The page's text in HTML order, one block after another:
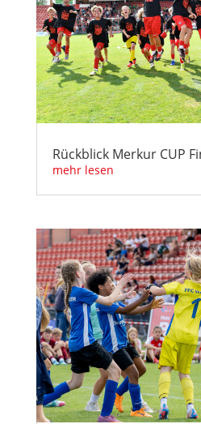
Rückblick Merkur CUP
mehr lesen